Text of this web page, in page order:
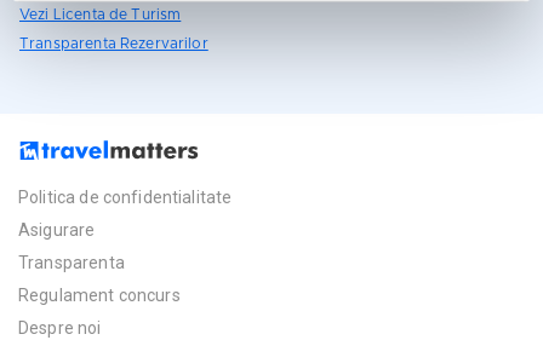
Vezi Licenta de Turism
Transparenta Rezervarilor
Politica de confidentialitate
Asigurare
Transparenta
Regulament concurs
Despre noi